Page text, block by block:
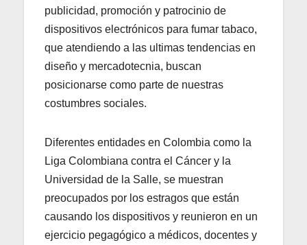
publicidad, promoción y patrocinio de
dispositivos electrónicos para fumar tabaco,
que atendiendo a las ultimas tendencias en
diseño y mercadotecnia, buscan
posicionarse como parte de nuestras
costumbres sociales.
Diferentes entidades en Colombia como la
Liga Colombiana contra el Cáncer y la
Universidad de la Salle, se muestran
preocupados por los estragos que están
causando los dispositivos y reunieron en un
ejercicio pegagógico a médicos, docentes y